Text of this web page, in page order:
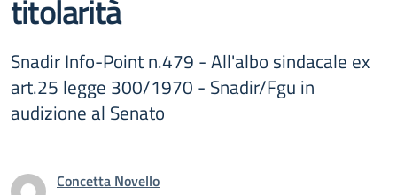
titolarità
Snadir Info-Point n.479 - All'albo sindacale ex
art.25 legge 300/1970 - Snadir/Fgu in
audizione al Senato
Concetta Novello